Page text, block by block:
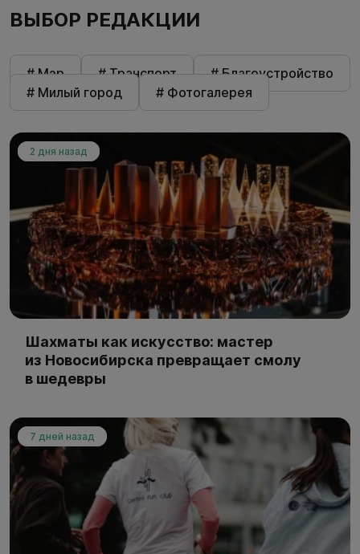
ВЫБОР РЕДАКЦИИ
# Мэр # Транспорт
# Благоустройство
# Милый город
# Фотогалерея
2 дня назад
Шахматы как искусство: мастер
из Новосибирска превращает смолу
в шедевры
7 дней назад